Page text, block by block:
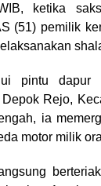
ketika
(51) pemilik
pintu dapur
Rejo,
ia
motor milik
berteriak